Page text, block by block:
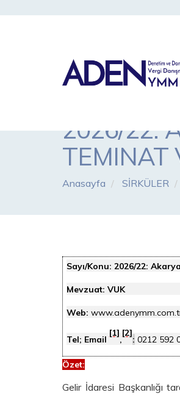
2026/22:
TEMINAT
Anasayfa SİRKÜLER
Sayı/Konu: 2026/22:
Web:
Tel; Email
[1]
,
[2]
: 0212 592
Özet:
Gelir İdaresi Başkanlığı